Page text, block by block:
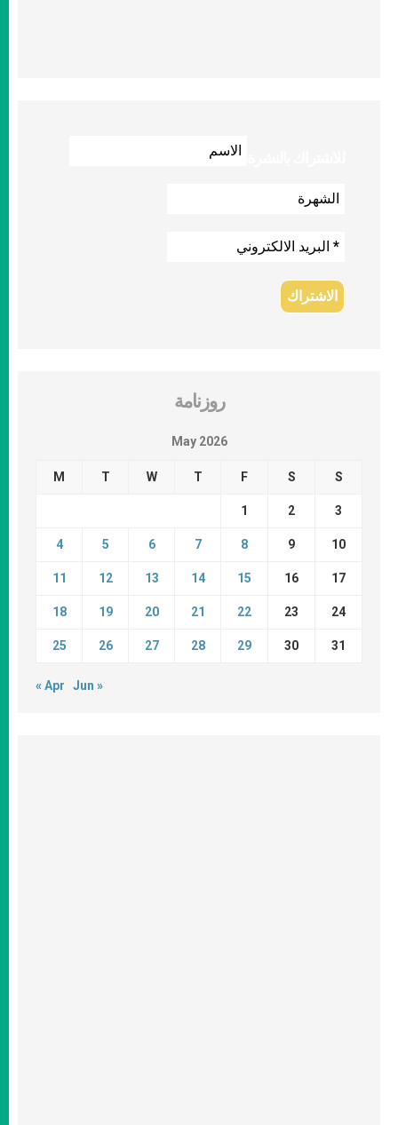
روزنامة
May 2026
M T W T F S S
1 2 3
4 5 6 7 8 9 10
11 12 13 14 15 16 17
18 19 20 21 22 23 24
25 26 27 28 29 30 31
« Apr Jun »